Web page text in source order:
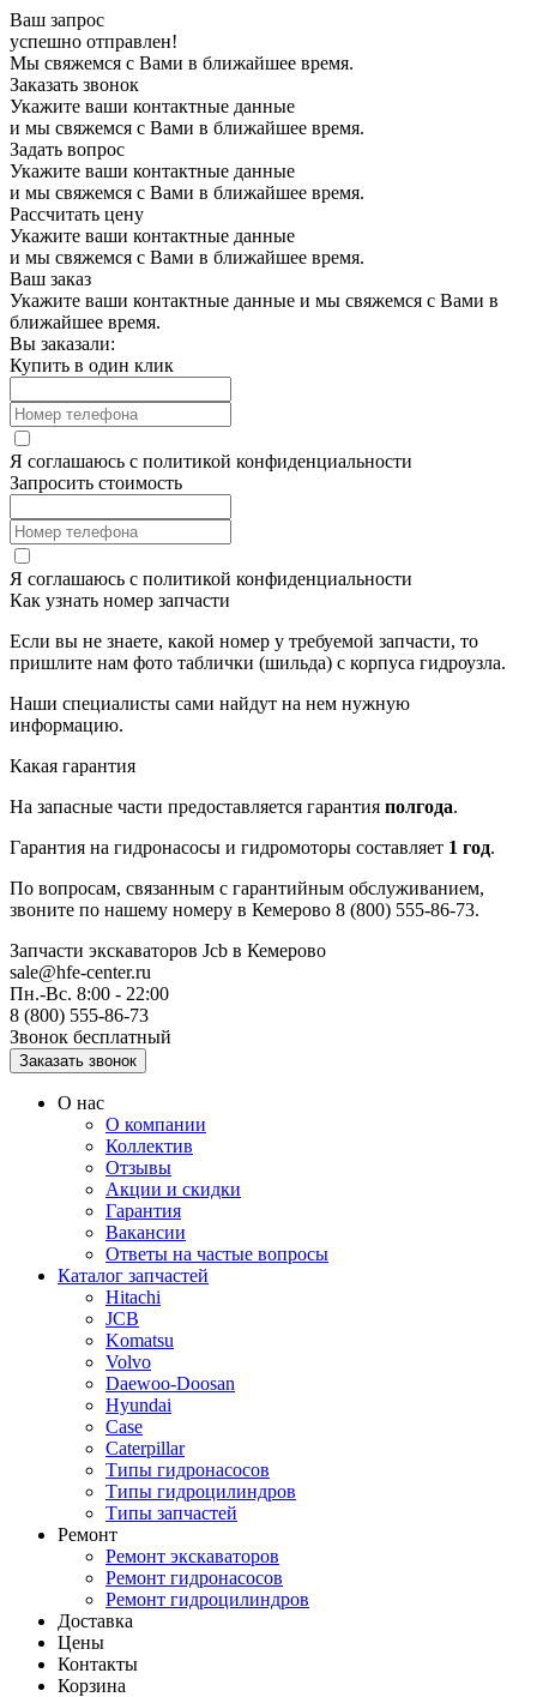
Ваш запрос
успешно отправлен!
Мы свяжемся с Вами в ближайшее время.
Заказать звонок
Укажите ваши контактные данные
и мы свяжемся с Вами в ближайшее время.
Задать вопрос
Укажите ваши контактные данные
и мы свяжемся с Вами в ближайшее время.
Рассчитать цену
Укажите ваши контактные данные
и мы свяжемся с Вами в ближайшее время.
Ваш заказ
Укажите ваши контактные данные и мы свяжемся с Вами в
ближайшее время.
Вы заказали:
Купить в один клик
Я соглашаюсь с политикой конфиденциальности
Запросить стоимость
Я соглашаюсь с политикой конфиденциальности
Как узнать номер запчасти
Если вы не знаете, какой номер у требуемой запчасти, то
пришлите нам фото таблички (шильда) с корпуса гидроузла.
Наши специалисты сами найдут на нем нужную
информацию.
Какая гарантия
На запасные части предоставляется гарантия полгода.
Гарантия на гидронасосы и гидромоторы составляет 1 год.
По вопросам, связанным с гарантийным обслуживанием,
звоните по нашему номеру в Кемерово 8 (800) 555-86-73.
Запчасти экскаваторов Jcb в Кемерово
sale@hfe-center.ru
Пн.-Вс. 8:00 - 22:00
8 (800) 555-86-73
Звонок бесплатный
О нас
О компании
Коллектив
Отзывы
Акции и скидки
Гарантия
Вакансии
Ответы на частые вопросы
Каталог запчастей
Hitachi
JCB
Komatsu
Volvo
Daewoo-Doosan
Hyundai
Case
Caterpillar
Типы гидронасосов
Типы гидроцилиндров
Типы запчастей
Ремонт
Ремонт экскаваторов
Ремонт гидронасосов
Ремонт гидроцилиндров
Доставка
Цены
Контакты
Корзина